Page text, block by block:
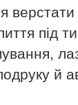
верстати
під
й